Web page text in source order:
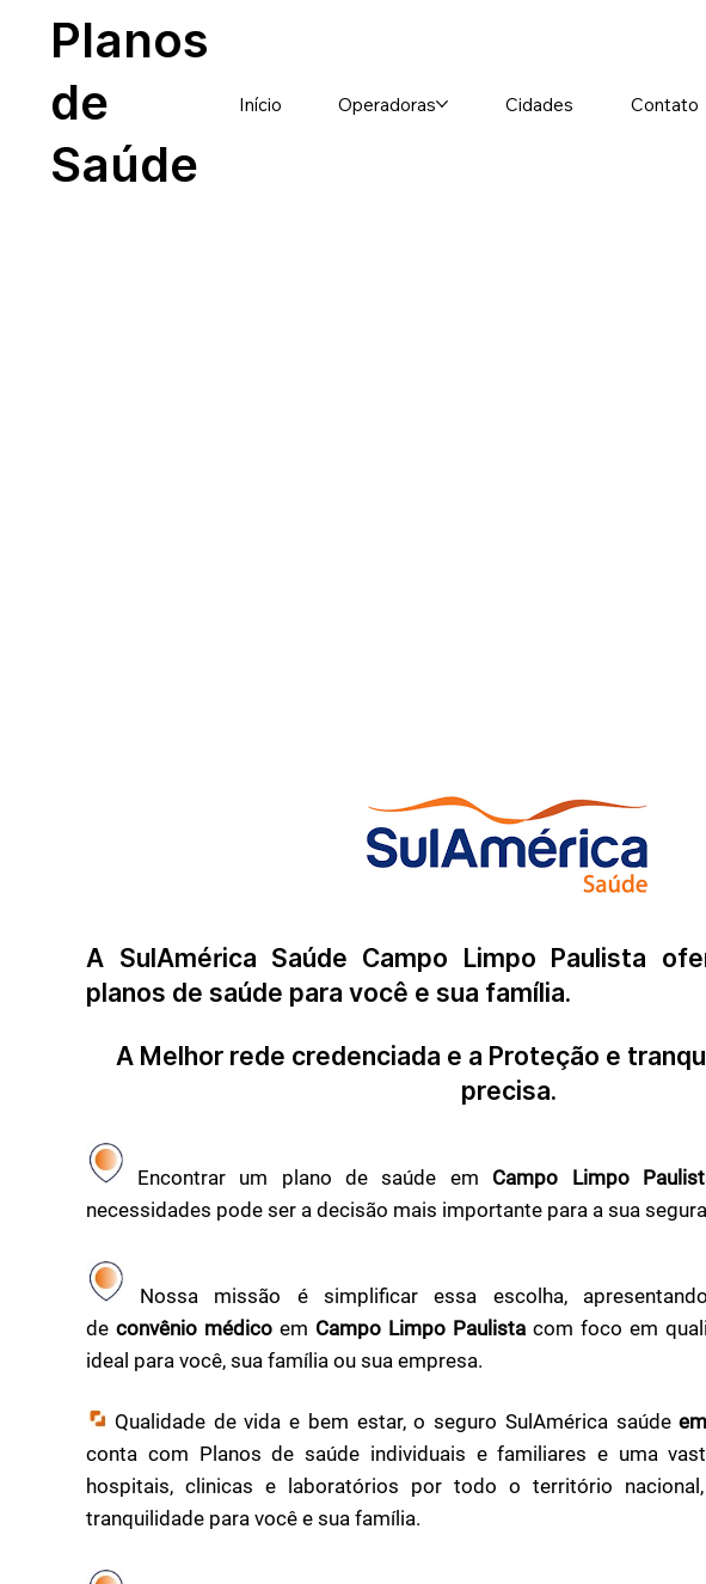
Planos
de
Saúde
Início Operadoras Cidades Contato
A SulAmérica Saúde Campo Limpo Paulista
planos de saúde para você e sua família.
A Melhor rede credenciada e a Proteção e
precisa.
Encontrar um plano de saúde em Campo Limpo
necessidades pode ser a decisão mais importante para a sua
Nossa missão é simplificar essa escolha,
deconvênio médicoem Campo Limpo Paulistacom foco em
ideal para você, sua família ou sua empresa.
Qualidade de vida e bem estar, o seguro SulAmérica saúde
conta com Planos de saúde individuais e familiares e uma
hospitais, clinicas e laboratórios por todo o território
tranquilidade para você e sua família.